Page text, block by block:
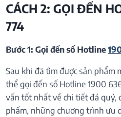
CÁCH 2: GỌI ĐẾN
774
Bước 1: Gọi đến số Hotline
Sau khi đã tìm được sản phẩm
thể gọi đến số Hotline 1900
vấn tốt nhất về chi tiết đá quý,
phẩm, những chương trình ưu